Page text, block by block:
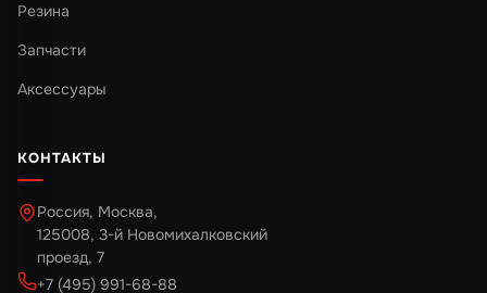
Резина
Запчасти
Аксессуары
КОНТАКТЫ
Россия, Москва,
125008, 3-й Новомихалковский
проезд, 7
+7 (495) 991-68-88